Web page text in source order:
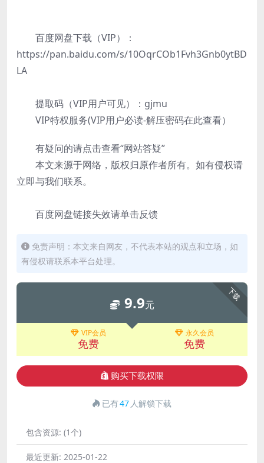
百度网盘下载（VIP）：
https://pan.baidu.com/s/10OqrCOb1Fvh3Gnb0ytBD
LA
提取码（VIP用户可见）：gjmu
VIP特权服务(VIP用户必读-解压密码在此查看）
有疑问的请点击查看“网站答疑”
本文来源于网络，版权归原作者所有。如有侵权请
立即与我们联系。
百度网盘链接失效请单击反馈
免责声明：本文来自网友，不代表本站的观点和立场，如
有侵权请联系本平台处理。
下载
9.9元
VIP会员
免费
永久会员
免费
购买下载权限
已有47 人解锁下载
包含资源: (1个)
最近更新: 2025-01-22